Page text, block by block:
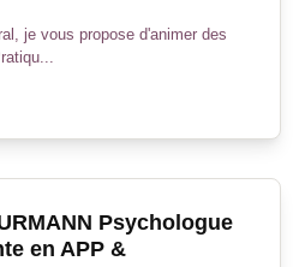
je vous propose d'animer des
Psychologue
en APP &